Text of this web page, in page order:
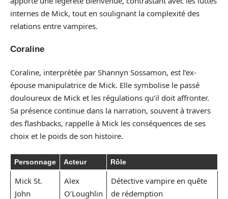
internes de Mick, tout en soulignant la complexité des
relations entre vampires.
Coraline
Coraline, interprétée par Shannyn Sossamon, est l’ex-
épouse manipulatrice de Mick. Elle symbolise le passé
douloureux de Mick et les régulations qu’il doit affronter.
Sa présence continue dans la narration, souvent à travers
des flashbacks, rappelle à Mick les conséquences de ses
choix et le poids de son histoire.
Personnage Acteur Rôle
Mick St.
John
Alex
O’Loughlin
Détective vampire en quête
de rédemption